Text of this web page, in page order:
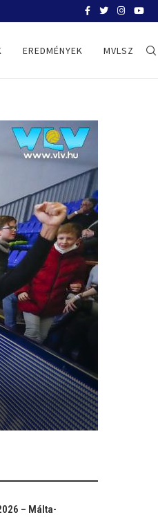
EREDMÉNYEK MVLSZ
– Málta-